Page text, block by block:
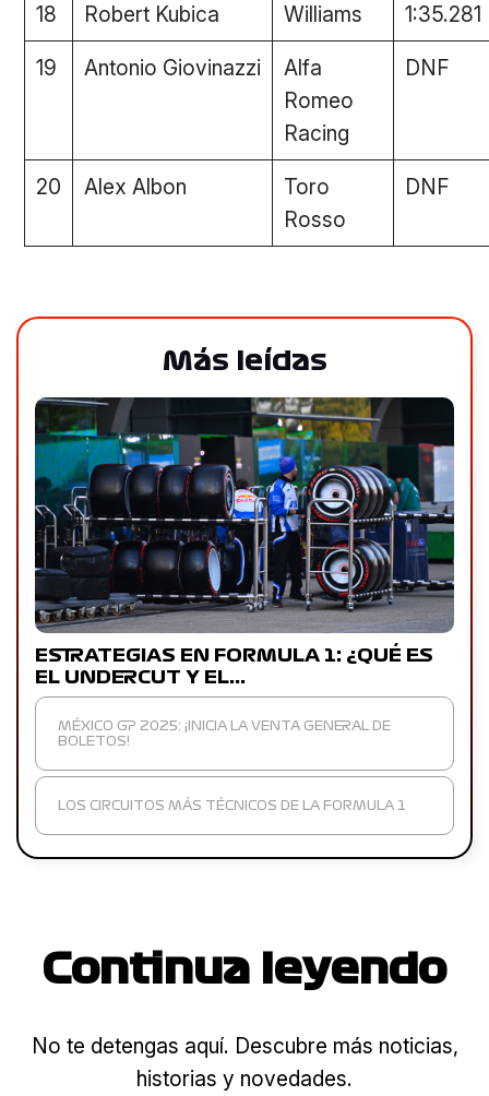
18 Robert Kubica Williams 1:35.281
19 Antonio Giovinazzi
Alfa
Romeo
Racing
DNF
20 Alex Albon
Toro
Rosso
DNF
Más leídas
ESTRATEGIAS EN FORMULA 1: ¿QUÉ ES
EL UNDERCUT Y EL…
MÉXICO GP 2025: ¡INICIA LA VENTA GENERAL DE
BOLETOS!
LOS CIRCUITOS MÁS TÉCNICOS DE LA FORMULA 1
Continua leyendo
No te detengas aquí. Descubre más noticias,
historias y novedades.